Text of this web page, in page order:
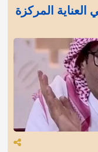
المركزة